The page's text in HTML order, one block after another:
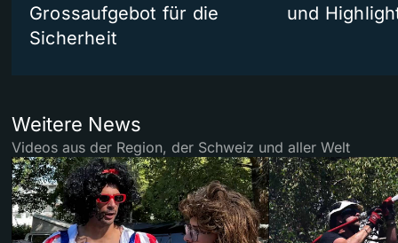
Grossaufgebot für die
Sicherheit
und
Weitere News
Videos aus der Region, der Schweiz und aller Welt